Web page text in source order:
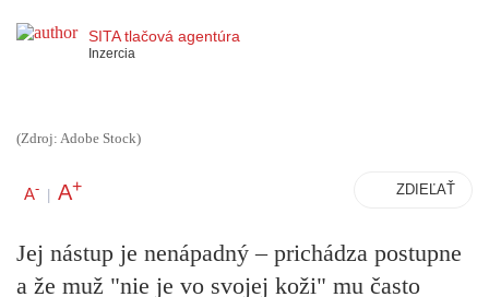
SITA tlačová agentúra
Inzercia
(Zdroj: Adobe Stock)
A- | A+ ZDIEĽAŤ
Jej nástup je nenápadný – prichádza postupne
a že muž "nie je vo svojej koži" mu často